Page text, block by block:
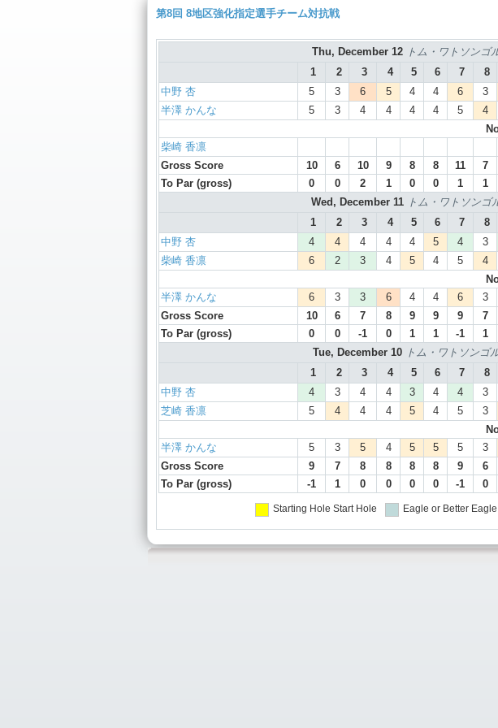
第8回 8地区強化指定選手チーム対抗戦
Thu, December 12 トム・ワトソンゴ
1
2 3 4 5 6 7 8
中野 杏
5 3 6 5 4 4 6 3
半澤 かんな
5 3 4 4 4 4 5 4
柴崎 香凛
Gross Score
10 6 10 9 8 8 11 7
To Par (gross)
0 0 2 1 0 0 1 1
Wed, December 11 トム・ワトソン
1
2 3 4 5 6 7 8
中野 杏
4 4 4 4 4 5 4 3
柴崎 香凛
6 2 3 4 5 4 5 4
半澤 かんな
6 3 3 6 4 4 6 3
Gross Score
10 6 7 8 9 9 9 7
To Par (gross)
0 0 -1 0 1 1 -1 1
Tue, December 10 トム・ワトソンゴ
1
2 3 4 5 6 7 8
中野 杏
4 3 4 4 3 4 4 3
芝崎 香凛
5 4 4 4 5 4 5 3
半澤 かんな
5 3 5 4 5 5 5 3
Gross Score
9 7 8 8 8 8 9 6
To Par (gross)
-1 1 0 0 0 0 -1 0
Starting Hole Start Hole Eagle or Better Eagle